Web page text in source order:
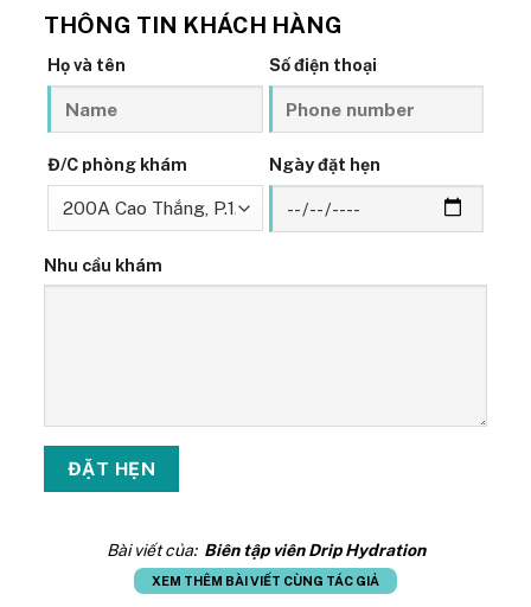
THÔNG TIN KHÁCH HÀNG
Họ và tên Số điện thoại
Đ/C phòng khám Ngày đặt hẹn
Nhu cầu khám
Bài viết của: Biên tập viên Drip Hydration
XEM THÊM BÀI VIẾT CÙNG TÁC GIẢ